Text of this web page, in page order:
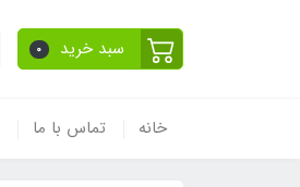
سبد خرید 0
خانه تماس با ما